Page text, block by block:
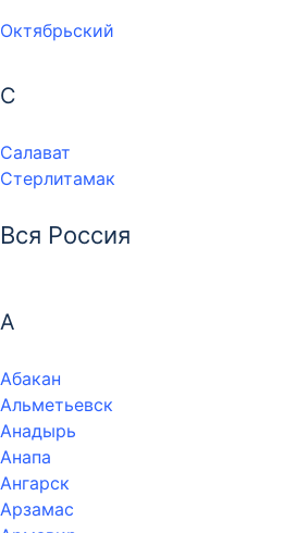
Октябрьский
С
Салават
Стерлитамак
Вся Россия
А
Абакан
Альметьевск
Анадырь
Анапа
Ангарск
Арзамас